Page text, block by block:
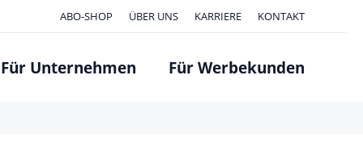
ABO-SHOP ÜBER UNS KARRIERE KONTAKT
Für Unternehmen Für Werbekunden